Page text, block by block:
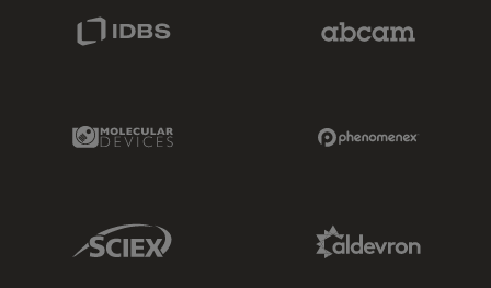
Molecular Devices Link
Sciex Link